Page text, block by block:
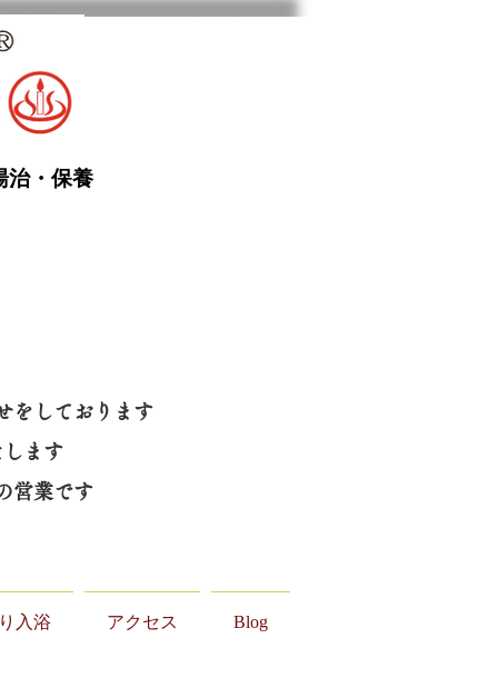
治・保養
をしております
ます
営業です
入浴 アクセス Blog